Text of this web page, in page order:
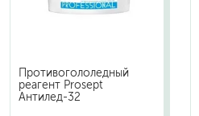
Противогололедный
реагент Prosept
Антилед-32